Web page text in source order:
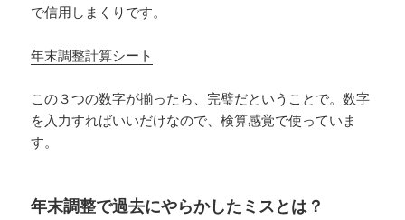
で信用しまくりです。
年末調整計算シート
この３つの数字が揃ったら、完璧だということで。数字
を入力すればいいだけなので、検算感覚で使っていま
す。
年末調整で過去にやらかしたミスとは？